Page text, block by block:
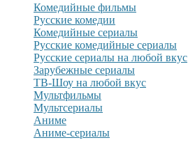
Комедийные фильмы
Русские комедии
Комедийные сериалы
Русские комедийные сериалы
Русские сериалы на любой вкус
Зарубежные сериалы
ТВ-Шоу на любой вкус
Мультфильмы
Мультсериалы
Аниме
Аниме-сериалы